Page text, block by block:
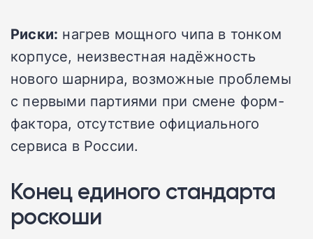
Риски: нагрев мощного чипа в тонком
корпусе, неизвестная надёжность
нового шарнира, возможные проблемы
с первыми партиями при смене форм-
фактора, отсутствие официального
сервиса в России.
Конец единого стандарта
роскоши